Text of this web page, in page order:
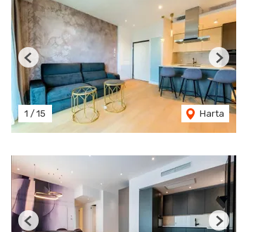
1 / 15 Harta
Previous Next
Previous Next